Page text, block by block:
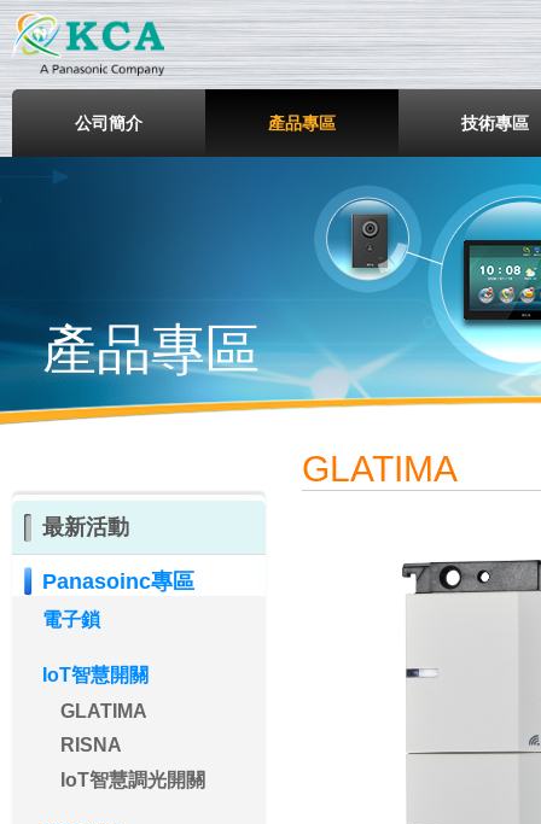
鎧鋒企業股份有限公司
公司簡介 產品專區 技術專區
產品專區
最新活動
Panasoinc專區
電子鎖
IoT智慧開關
GLATIMA
RISNA
IoT智慧調光開關
GLATIMA